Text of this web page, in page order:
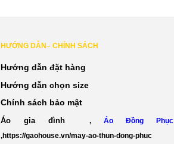
HƯỚNG DẪN– CHÍNH SÁCH
Hướng dẫn đặt hàng
Hướng dẫn chọn size
Chính sách bảo mật
Áo gia đình,Áo Đồng Phục
,https://gaohouse.vn/may-ao-thun-dong-phuc